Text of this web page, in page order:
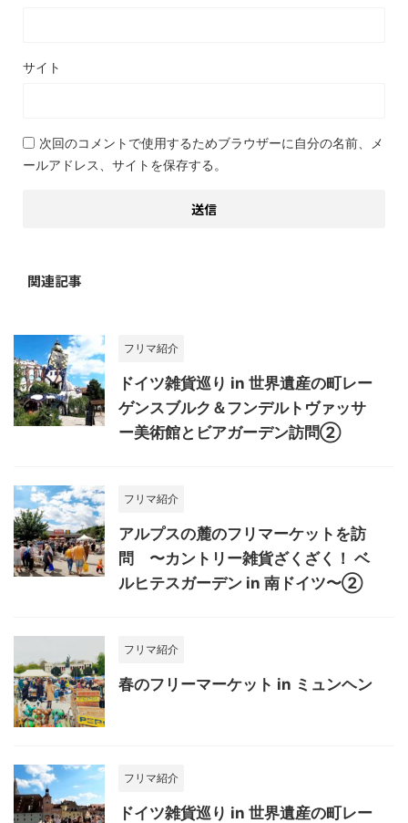
サイト
次回のコメントで使用するためブラウザーに自分の名前、メ
ールアドレス、サイトを保存する。
関連記事
フリマ紹介
ドイツ雑貨巡り in 世界遺産の町レー
ゲンスブルク＆フンデルトヴァッサ
ー美術館とビアガーデン訪問②
フリマ紹介
アルプスの麓のフリマーケットを訪
問 〜カントリー雑貨ざくざく！ ベ
ルヒテスガーデン in 南ドイツ〜②
フリマ紹介
春のフリーマーケット in ミュンヘン
フリマ紹介
ドイツ雑貨巡り in 世界遺産の町レー